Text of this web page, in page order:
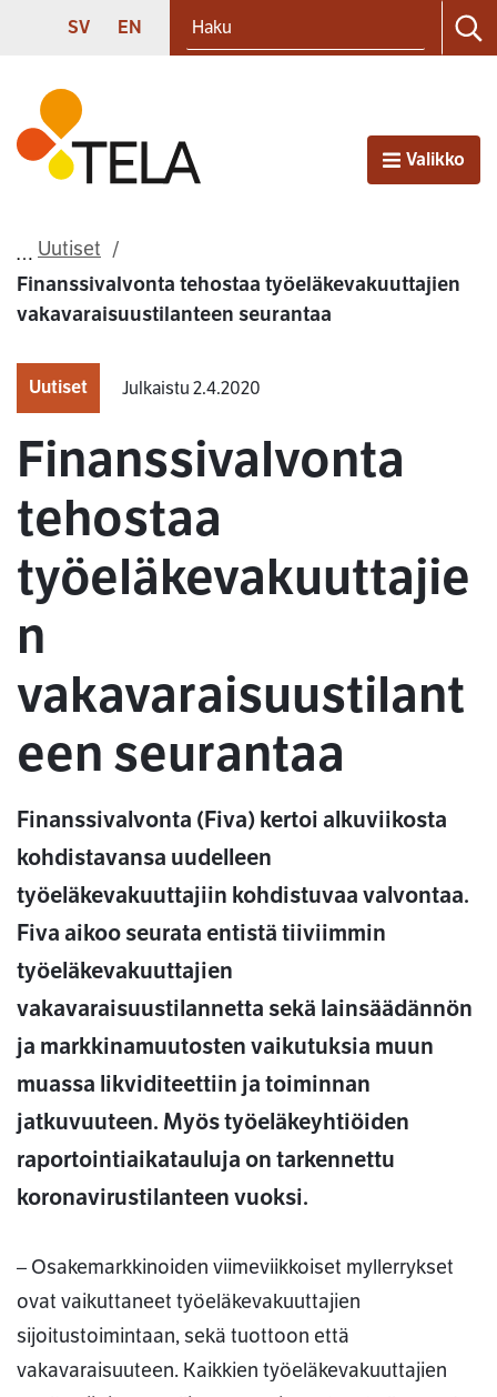
Siirry sisältöön
SVENSKA
SV ENGLISH
EN
Etusivu
AvaaValikko
Uutiset
Finanssivalvonta tehostaa työeläkevakuuttajien
vakavaraisuustilanteen seurantaa
Uutiset Julkaistu 2.4.2020
Finanssivalvonta
tehostaa
työeläkevakuuttajie
n
vakavaraisuustilant
een seurantaa
Finanssivalvonta (Fiva) kertoi alkuviikosta
kohdistavansa uudelleen
työeläkevakuuttajiin kohdistuvaa valvontaa.
Fiva aikoo seurata entistä tiiviimmin
työeläkevakuuttajien
vakavaraisuustilannetta sekä lainsäädännön
ja markkinamuutosten vaikutuksia muun
muassa likviditeettiin ja toiminnan
jatkuvuuteen. Myös työeläkeyhtiöiden
raportointiaikatauluja on tarkennettu
koronavirustilanteen vuoksi.
– Osakemarkkinoiden viimeviikkoiset myllerrykset
ovat vaikuttaneet työeläkevakuuttajien
sijoitustoimintaan, sekä tuottoon että
vakavaraisuuteen. Kaikkien työeläkevakuuttajien